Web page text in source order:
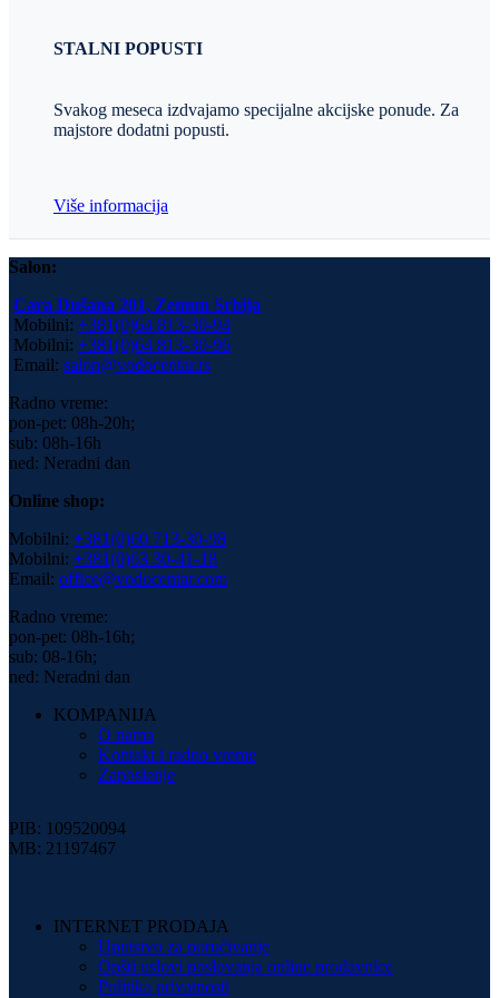
STALNI POPUSTI
Svakog meseca izdvajamo specijalne akcijske ponude. Za
majstore dodatni popusti.
Više informacija
Salon:
Cara Dušana 201, Zemun Srbija
Mobilni: +381(0)64 813-30-94
Mobilni: +381(0)64 813-30-96
Email: salon@vodocentar.rs
Radno vreme:
pon-pet: 08h-20h;
sub: 08h-16h
ned: Neradni dan
Online shop:
Mobilni: +381(0)60 713-30-98
Mobilni: +381(0)63 30-41-18
Email: office@vodocentar.com
Radno vreme:
pon-pet: 08h-16h;
sub: 08-16h;
ned: Neradni dan
KOMPANIJA
O nama
Kontakt i radno vreme
Zaposlenje
PIB: 109520094
MB: 21197467
INTERNET PRODAJA
Uputstvo za poručivanje
Opšti uslovi poslovanja online prodavnice
Politika privatnosti